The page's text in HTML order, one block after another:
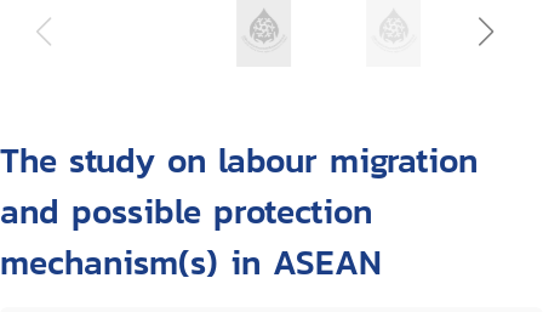
The study on labour migration
and possible protection
mechanism(s) in ASEAN